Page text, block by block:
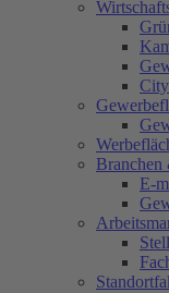
Branchen
E-